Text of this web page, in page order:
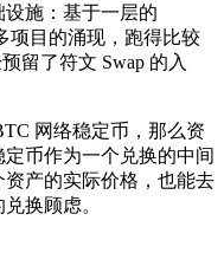
施：基于一层的
项目的涌现，跑得比较
留了符文 Swap 的入
网络稳定币，那么资
币作为一个兑换的中间
产的实际价格，也能去
换顾虑。